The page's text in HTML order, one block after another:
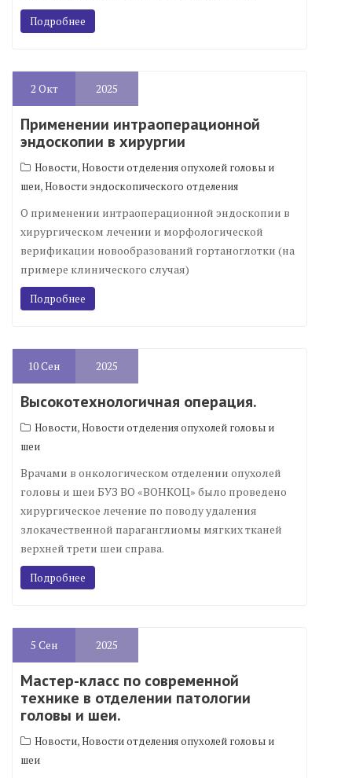
Подробнее
2 Окт 2025
Применении интраоперационной
эндоскопии в хирургии
Новости,Новости отделения опухолей головы и
шеи,Новости эндоскопического отделения
О применении интраоперационной эндоскопии в
хирургическом лечении и морфологической
верификации новообразований гортаноглотки (на
примере клинического случая)
Подробнее
10Сен 2025
Высокотехнологичная операция.
Новости,Новости отделения опухолей головы и
шеи
Врачами в онкологическом отделении опухолей
головы и шеи БУЗ ВО «ВОНКОЦ» было проведено
хирургическое лечение по поводу удаления
злокачественной параганглиомы мягких тканей
верхней трети шеи справа.
Подробнее
5 Сен 2025
Мастер-класс по современной
технике в отделении патологии
головы и шеи.
Новости,Новости отделения опухолей головы и
шеи